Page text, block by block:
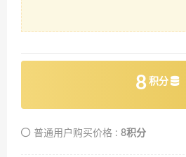
8 积分
普通用户购买价格 : 8积分